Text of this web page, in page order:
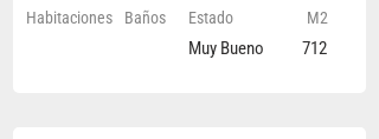
Habitaciones Baños Estado
Muy Bueno
M2
712